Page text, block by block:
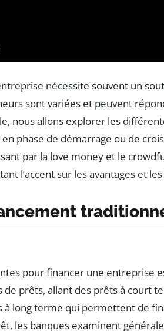
nécessite souvent un
sont variées et peuvent
nous allons explorer les
phase de démarrage ou de
par la love money et le
l’accent sur les avantages et
pour financer une entreprise
prêts, allant des prêts à court
à long terme qui permettent de
les banques examinent